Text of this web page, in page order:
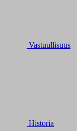
Vastuullisuus
Historia